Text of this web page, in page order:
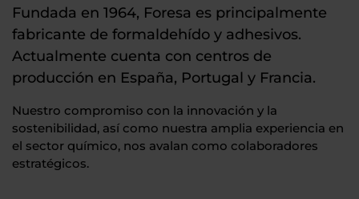
Fundada en 1964, Foresa es principalmente
fabricante de formaldehído y adhesivos.
Actualmente cuenta con centros de
producción en España, Portugal y Francia.
Nuestro compromiso con la innovación y la
sostenibilidad, así como nuestra amplia experiencia en
el sector químico, nos avalan como colaboradores
estratégicos.